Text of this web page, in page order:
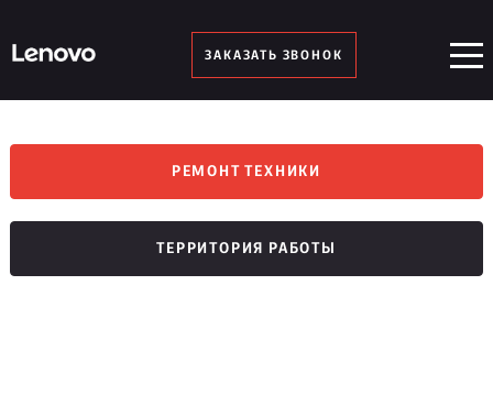
ЗАКАЗАТЬ ЗВОНОК
РЕМОНТ ТЕХНИКИ
ТЕРРИТОРИЯ РАБОТЫ